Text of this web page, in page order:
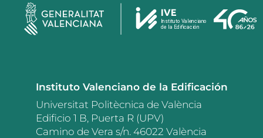
Instituto Valenciano de la Edificación
Universitat Politècnica de València
Edificio 1 B, Puerta R (UPV)
Camino de Vera s/n. 46022 València